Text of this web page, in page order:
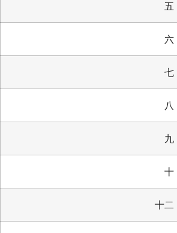
五
六
七
八
九
十
十二